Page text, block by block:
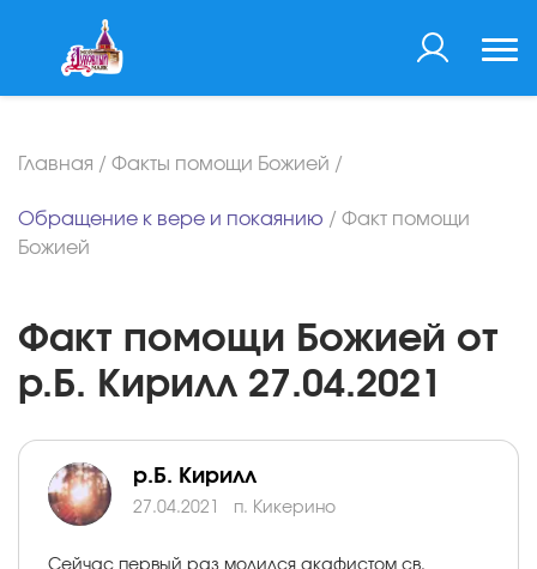
Главная / Факты помощи Божией /
Обращение к вере и покаянию / Факт помощи
Божией
Факт помощи Божией от
р.Б. Кирилл 27.04.2021
р.Б. Кирилл
27.04.2021 п. Кикерино
Сейчас первый раз молился акафистом св.